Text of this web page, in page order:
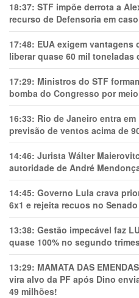
18:37: STF impõe derrota a
recurso de Defensoria em
17:48: EUA exigem vantagens
liberar quase 60 mil toneladas
17:29: Ministros do STF
bomba do Congresso por
16:33: Rio de Janeiro entra em
previsão de ventos acima de
14:46: Jurista Wálter
autoridade de André
14:45: Governo Lula crava
6x1 e rejeita recuos no Senado
13:38: Gestão impecável faz
quase 100% no segundo
13:29: MAMATA DAS
vira alvo da PF após Dino
49 milhões!